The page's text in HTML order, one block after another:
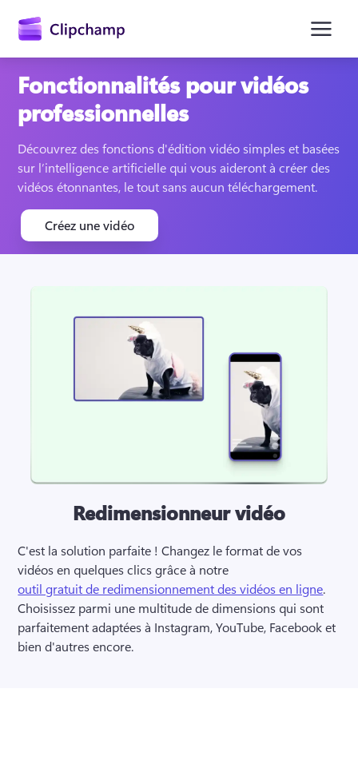
principal
Se connecter
Fonctionnalités pour vidéos
professionnelles
Découvrez des fonctions d'édition vidéo simples et basées
sur l’intelligence artificielle qui vous aideront à créer des
vidéos étonnantes, le tout sans aucun téléchargement.
Créez une vidéo
Redimensionneur vidéo
C'est la solution parfaite ! Changez le format de vos
vidéos en quelques clics grâce à notre
outil gratuit de redimensionnement des vidéos en ligne.
Choisissez parmi une multitude de dimensions qui sont
parfaitement adaptées à Instagram, YouTube, Facebook et
bien d'autres encore.